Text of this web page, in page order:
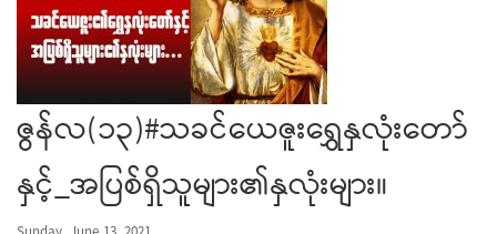
ဇွန်လ(၁၃)#သခင်ယေဇူးရွှေနှလုံးတော်
နှင့်_အပြစ်ရှိသူများ၏နှလုံးများ။